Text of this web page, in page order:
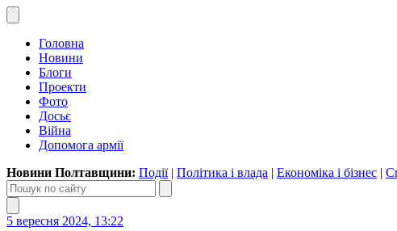
Головна
Новини
Блоги
Проекти
Фото
Досьє
Війна
Допомога армії
Новини Полтавщини: Події| Політика і влада | Економіка і бізнес |
5 вересня 2024, 13:22